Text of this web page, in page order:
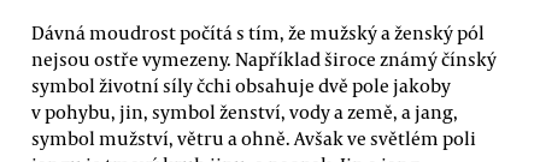
Dávná moudrost počítá s tím, že mužský a ženský pól
nejsou ostře vymezeny. Například široce známý čínský
symbol životní síly čchi obsahuje dvě pole jakoby
v pohybu, jin, symbol ženství, vody a země, a jang,
symbol mužství, větru a ohně. Avšak ve světlém poli